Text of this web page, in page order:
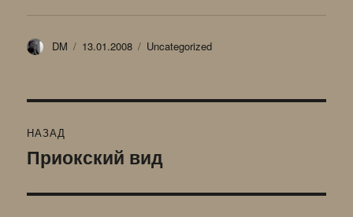
Автор
DM Опубликовано
13.01.2008 Рубрики
Uncategorized
по
НАЗАД
Предыдущая
Приокский вид